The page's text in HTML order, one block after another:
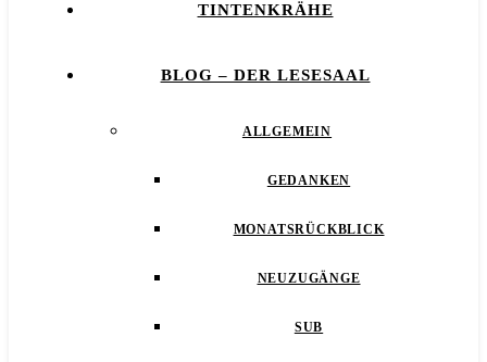
TINTENKRÄHE
BLOG – DER LESESAAL
ALLGEMEIN
GEDANKEN
MONATSRÜCKBLICK
NEUZUGÄNGE
SUB